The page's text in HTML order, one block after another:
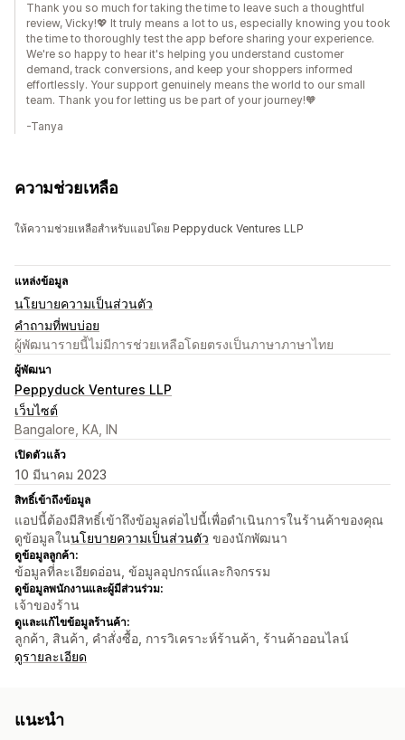
Thank you so much for taking the time to leave such a thoughtful
review, Vicky!💖 It truly means a lot to us, especially knowing you took
the time to thoroughly test the app before sharing your experience.
We're so happy to hear it's helping you understand customer
demand, track conversions, and keep your shoppers informed
effortlessly. Your support genuinely means the world to our small
team. Thank you for letting us be part of your journey!🧡
-Tanya
ความช่วยเหลือ
ให้ความช่วยเหลือสำหรับแอปโดย Peppyduck Ventures LLP
แหล่งข้อมูล
นโยบายความเป็นส่วนตัว
คำถามที่พบบ่อย
ผู้พัฒนารายนี้ไม่มีการช่วยเหลือโดยตรงเป็นภาษาภาษาไทย
ผู้พัฒนา
Peppyduck Ventures LLP
เว็บไซต์
Bangalore, KA, IN
เปิดตัวแล้ว
10 มีนาคม 2023
สิทธิ์เข้าถึงข้อมูล
แอปนี้ต้องมีสิทธิ์เข้าถึงข้อมูลต่อไปนี้เพื่อดำเนินการในร้านค้าของคุณ
ดูข้อมูลในนโยบายความเป็นส่วนตัว ของนักพัฒนา
ดูข้อมูลลูกค้า:
ข้อมูลที่ละเอียดอ่อน, ข้อมูลอุปกรณ์และกิจกรรม
ดูข้อมูลพนักงานและผู้มีส่วนร่วม:
เจ้าของร้าน
ดูและแก้ไขข้อมูลร้านค้า:
ลูกค้า, สินค้า, คำสั่งซื้อ, การวิเคราะห์ร้านค้า, ร้านค้าออนไลน์
ดูรายละเอียด
แนะนำ